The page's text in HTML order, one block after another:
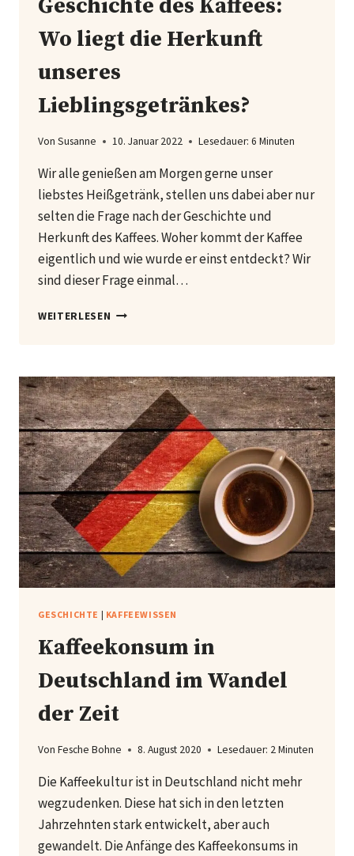
Geschichte des Kaffees:
Wo liegt die Herkunft
unseres
Lieblingsgetränkes?
Von Susanne 10. Januar 2022 Lesedauer: 6Minuten
Wir alle genießen am Morgen gerne unser
liebstes Heißgetränk, stellen uns dabei aber nur
selten die Frage nach der Geschichte und
Herkunft des Kaffees. Woher kommt der Kaffee
eigentlich und wie wurde er einst entdeckt? Wir
sind dieser Frage einmal…
WEITERLESEN GESCHICHTE
LIEGT
DIE
HERKUNFT
UNSERES
LIEBLINGSGETRÄNKES?
GESCHICHTE | KAFFEEWISSEN
Kaffeekonsum in
Deutschland im Wandel
der Zeit
Von Fesche Bohne 8. August 2020 Lesedauer: 2Minuten
Die Kaffeekultur ist in Deutschland nicht mehr
wegzudenken. Diese hat sich in den letzten
Jahrzehnten stark entwickelt, aber auch
gewandelt. Die Anfänge des Kaffeekonsums in